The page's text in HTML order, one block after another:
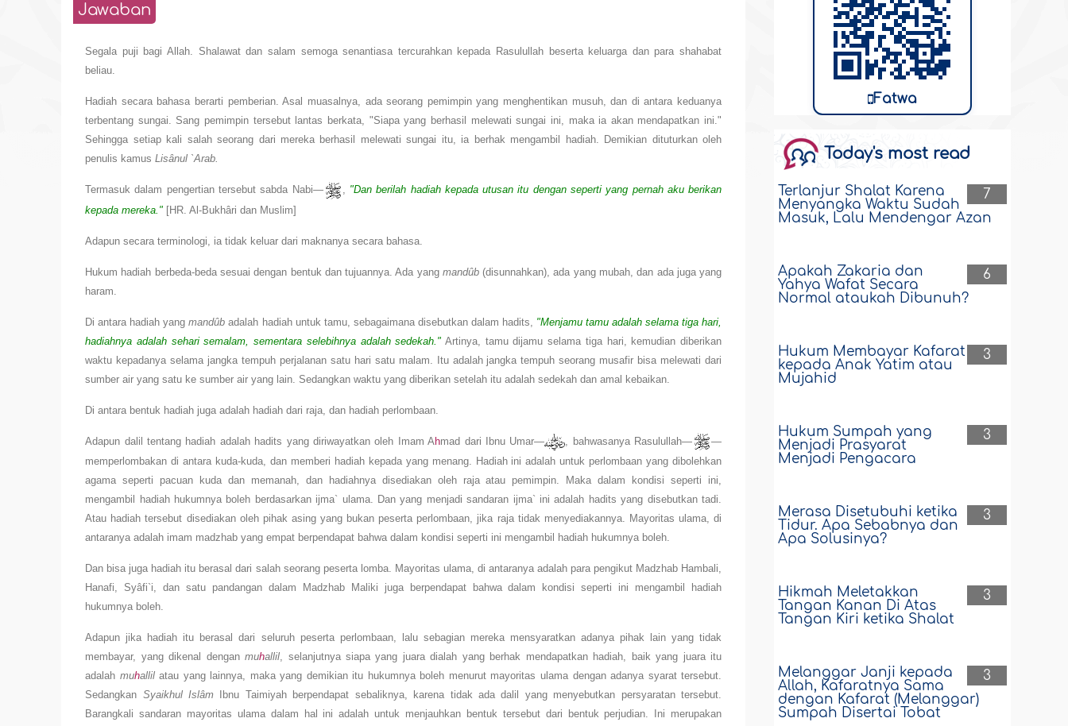
Jawaban
Segala puji bagi Allah. Shalawat dan salam semoga senantiasa tercurahkan kepada Rasulullah beserta keluarga dan para shahabat
beliau.
Hadiah secara bahasa berarti pemberian. Asal muasalnya, ada seorang pemimpin yang menghentikan musuh, dan di antara keduanya
terbentang sungai. Sang pemimpin tersebut lantas berkata, "Siapa yang berhasil melewati sungai ini, maka ia akan mendapatkan ini."
Sehingga setiap kali salah seorang dari mereka berhasil melewati sungai itu, ia berhak mengambil hadiah. Demikian dituturkan oleh
penulis kamusLisânul `Arab.
Termasuk dalam pengertian tersebut sabda Nabi— , "Dan berilah hadiah kepada utusan itu dengan seperti yang pernah aku berikan
kepada mereka." [HR. Al-Bukhâri dan Muslim]
Adapun secara terminologi, ia tidak keluar dari maknanya secara bahasa.
Hukum hadiah berbeda-beda sesuai dengan bentuk dan tujuannya. Ada yang mandûb(disunnahkan), ada yang mubah, dan ada juga yang
haram.
Di antara hadiah yangmandûb adalah hadiah untuk tamu, sebagaimana disebutkan dalam hadits, "Menjamu tamu adalah selama tiga hari,
hadiahnya adalah sehari semalam, sementara selebihnya adalah sedekah." Artinya, tamu dijamu selama tiga hari, kemudian diberikan
waktu kepadanya selama jangka tempuh perjalanan satu hari satu malam. Itu adalah jangka tempuh seorang musafir bisa melewati dari
sumber air yang satu ke sumber air yang lain. Sedangkan waktu yang diberikan setelah itu adalah sedekah dan amal kebaikan.
Di antara bentuk hadiah juga adalah hadiah dari raja, dan hadiah perlombaan.
Adapun dalil tentang hadiah adalah hadits yang diriwayatkan oleh Imam Ahmad dari Ibnu Umar— , bahwasanya Rasulullah—
—
memperlombakan di antara kuda-kuda, dan memberi hadiah kepada yang menang. Hadiah ini adalah untuk perlombaan yang dibolehkan
agama seperti pacuan kuda dan memanah, dan hadiahnya disediakan oleh raja atau pemimpin. Maka dalam kondisi seperti ini,
mengambil hadiah hukumnya boleh berdasarkan ijma` ulama. Dan yang menjadi sandaran ijma` ini adalah hadits yang disebutkan tadi.
Atau hadiah tersebut disediakan oleh pihak asing yang bukan peserta perlombaan, jika raja tidak menyediakannya. Mayoritas ulama, di
antaranya adalah imam madzhab yang empat berpendapat bahwa dalam kondisi seperti ini mengambil hadiah hukumnya boleh.
Dan bisa juga hadiah itu berasal dari salah seorang peserta lomba. Mayoritas ulama, di antaranya adalah para pengikut Madzhab Hambali,
Hanafi, Syâfi`i, dan satu pandangan dalam Madzhab Maliki juga berpendapat bahwa dalam kondisi seperti ini mengambil hadiah
hukumnya boleh.
Adapun jika hadiah itu berasal dari seluruh peserta perlombaan, lalu sebagian mereka mensyaratkan adanya pihak lain yang tidak
membayar, yang dikenal denganmuhallil, selanjutnya siapa yang juara dialah yang berhak mendapatkan hadiah, baik yang juara itu
adalah muhallilatau yang lainnya, maka yang demikian itu hukumnya boleh menurut mayoritas ulama dengan adanya syarat tersebut.
Sedangkan Syaikhul Islâm Ibnu Taimiyah berpendapat sebaliknya, karena tidak ada dalil yang menyebutkan persyaratan tersebut.
Barangkali sandaran mayoritas ulama dalam hal ini adalah untuk menjauhkan bentuk tersebut dari bentuk perjudian. Ini merupakan
Fatwa
Today's most read
7
Terlanjur Shalat Karena
Menyangka Waktu Sudah
Masuk, Lalu Mendengar Azan
6
Apakah Zakaria dan
Yahya Wafat Secara
Normal ataukah Dibunuh?
3
Hukum Membayar Kafarat
kepada Anak Yatim atau
Mujahid
3
Hukum Sumpah yang
Menjadi Prasyarat
Menjadi Pengacara
3
Merasa Disetubuhi ketika
Tidur. Apa Sebabnya dan
Apa Solusinya?
3
Hikmah Meletakkan
Tangan Kanan Di Atas
Tangan Kiri ketika Shalat
3
Melanggar Janji kepada
Allah, Kafaratnya Sama
dengan Kafarat (Melanggar)
Sumpah Disertai Tobat